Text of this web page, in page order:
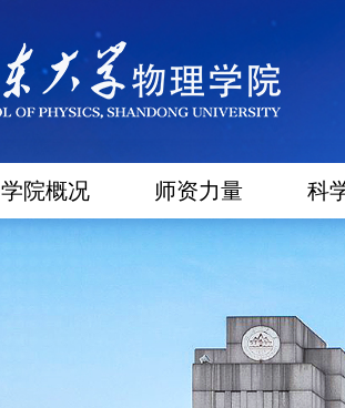
学院概况 师资力量 科